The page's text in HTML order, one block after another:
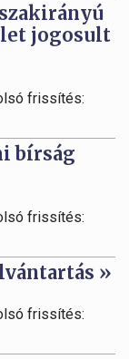
jogosult
frissítés:
bírság
frissítés:
»
frissítés: